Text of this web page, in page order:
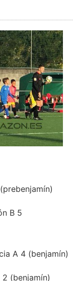
B 5
A 4 (benjamín)
(benjamín)